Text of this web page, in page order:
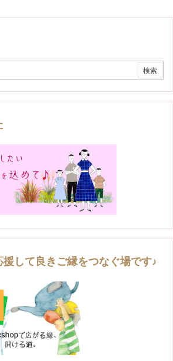
して良きご縁をつなぐ場です♪